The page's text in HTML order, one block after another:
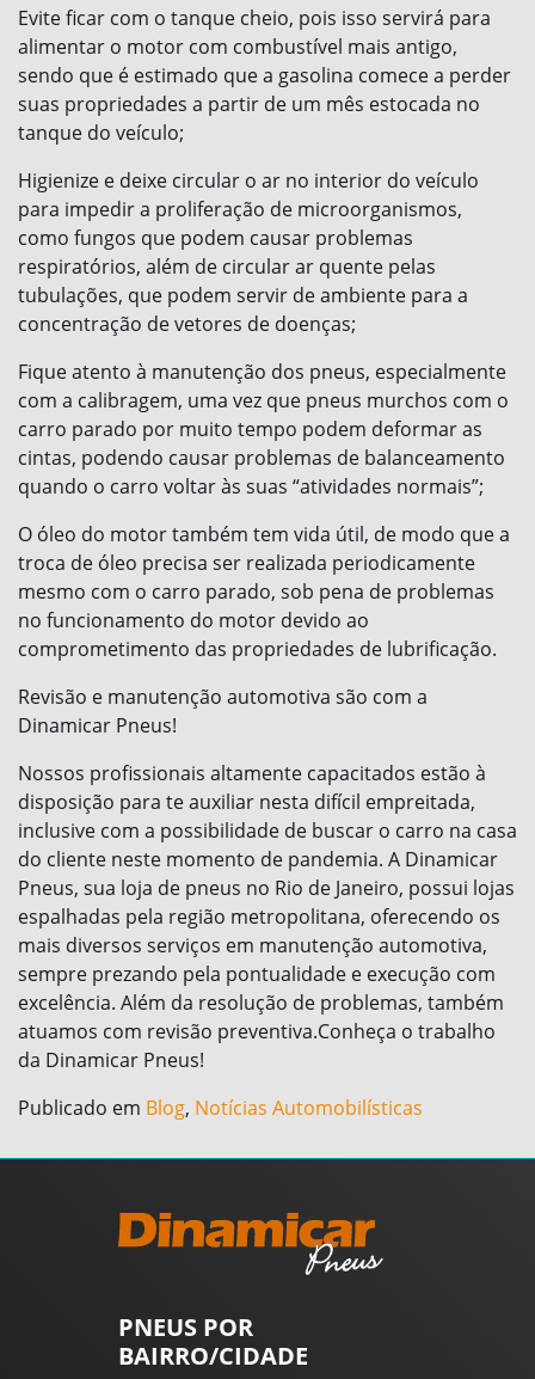
Evite ficar com o tanque cheio, pois isso servirá para
alimentar o motor com combustível mais antigo,
sendo que é estimado que a gasolina comece a perder
suas propriedades a partir de um mês estocada no
tanque do veículo;
Higienize e deixe circular o ar no interior do veículo
para impedir a proliferação de microorganismos,
como fungos que podem causar problemas
respiratórios, além de circular ar quente pelas
tubulações, que podem servir de ambiente para a
concentração de vetores de doenças;
Fique atento à manutenção dos pneus, especialmente
com a calibragem, uma vez que pneus murchos com o
carro parado por muito tempo podem deformar as
cintas, podendo causar problemas de balanceamento
quando o carro voltar às suas “atividades normais”;
O óleo do motor também tem vida útil, de modo que a
troca de óleo precisa ser realizada periodicamente
mesmo com o carro parado, sob pena de problemas
no funcionamento do motor devido ao
comprometimento das propriedades de lubrificação.
Revisão e manutenção automotiva são com a
Dinamicar Pneus!
Nossos profissionais altamente capacitados estão à
disposição para te auxiliar nesta difícil empreitada,
inclusive com a possibilidade de buscar o carro na casa
do cliente neste momento de pandemia. A Dinamicar
Pneus, sua loja de pneus no Rio de Janeiro, possui lojas
espalhadas pela região metropolitana, oferecendo os
mais diversos serviços em manutenção automotiva,
sempre prezando pela pontualidade e execução com
excelência. Além da resolução de problemas, também
atuamos com revisão preventiva.Conheça o trabalho
da Dinamicar Pneus!
Publicado em Blog, Notícias Automobilísticas
PNEUS POR
BAIRRO/CIDADE